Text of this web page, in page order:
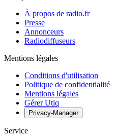
À propos de radio.fr
Presse
Annonceurs
Radiodiffuseurs
Mentions légales
Conditions d'utilisation
Politique de confidentialité
Mentions légales
Gérer Utiq
Privacy-Manager
Service